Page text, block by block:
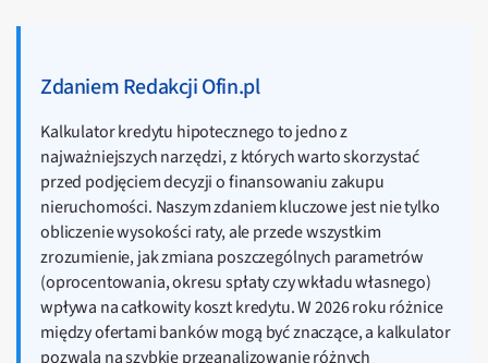
Zdaniem Redakcji Ofin.pl
Kalkulator kredytu hipotecznego to jedno z
najważniejszych narzędzi, z których warto skorzystać
przed podjęciem decyzji o finansowaniu zakupu
nieruchomości. Naszym zdaniem kluczowe jest nie tylko
obliczenie wysokości raty, ale przede wszystkim
zrozumienie, jak zmiana poszczególnych parametrów
(oprocentowania, okresu spłaty czy wkładu własnego)
wpływa na całkowity koszt kredytu. W 2026 roku różnice
między ofertami banków mogą być znaczące, a kalkulator
pozwala na szybkie przeanalizowanie różnych